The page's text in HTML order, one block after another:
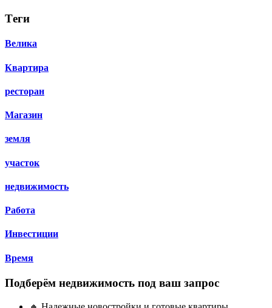
Тeги
Велика
Квартира
ресторан
Магазин
земля
участок
недвижимость
Работа
Инвестиции
Время
Подберём недвижимость под ваш запрос